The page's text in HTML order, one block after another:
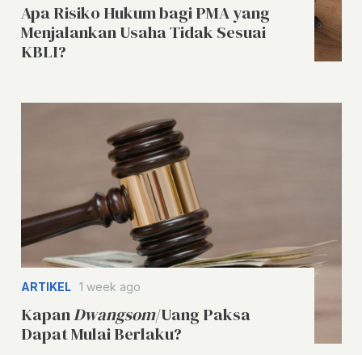
Apa Risiko Hukum bagi PMA yang
Menjalankan Usaha Tidak Sesuai
KBLI?
ARTIKEL 1 week ago
KapanDwangsom/Uang Paksa
Dapat Mulai Berlaku?